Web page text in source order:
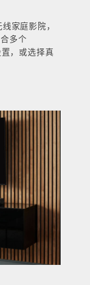
家庭影院，
多个
，或选择真